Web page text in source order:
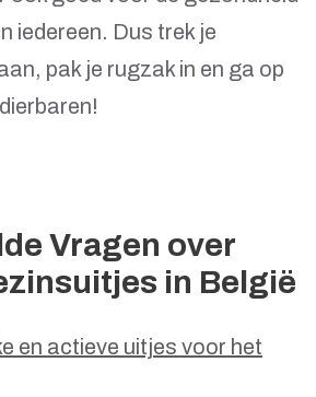
iedereen. Dus trek je
pak je rugzak in en ga op
Vragen over
in België
en actieve uitjes voor het